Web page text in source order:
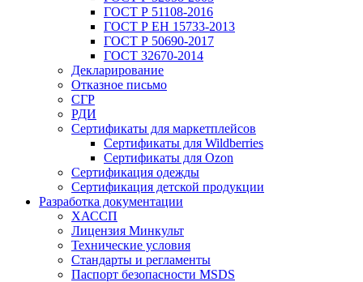
ГОСТ Р 51108-2016
ГОСТ Р ЕН 15733-2013
ГОСТ Р 50690-2017
ГОСТ 32670-2014
Декларирование
Отказное письмо
СГР
РДИ
Сертификаты для маркетплейсов
Сертификаты для Wildberries
Сертификаты для Ozon
Сертификация одежды
Сертификация детской продукции
Разработка документации
ХАССП
Лицензия Минкульт
Технические условия
Стандарты и регламенты
Паспорт безопасности MSDS